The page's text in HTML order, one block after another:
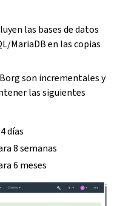
las bases de datos
MariaDB en las copias
son incrementales y
las siguientes
días
8 semanas
6 meses